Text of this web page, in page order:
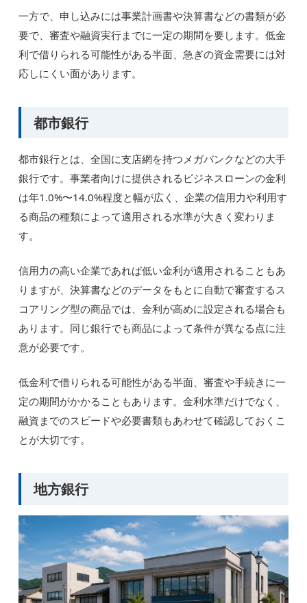
一方で、申し込みには事業計画書や決算書などの書類が必
要で、審査や融資実行までに一定の期間を要します。低金
利で借りられる可能性がある半面、急ぎの資金需要には対
応しにくい面があります。
都市銀行
都市銀行とは、全国に支店網を持つメガバンクなどの大手
銀行です。事業者向けに提供されるビジネスローンの金利
は年1.0%〜14.0%程度と幅が広く、企業の信用力や利用す
る商品の種類によって適用される水準が大きく変わりま
す。
信用力の高い企業であれば低い金利が適用されることもあ
りますが、決算書などのデータをもとに自動で審査するス
コアリング型の商品では、金利が高めに設定される場合も
あります。同じ銀行でも商品によって条件が異なる点に注
意が必要です。
低金利で借りられる可能性がある半面、審査や手続きに一
定の期間がかかることもあります。金利水準だけでなく、
融資までのスピードや必要書類もあわせて確認しておくこ
とが大切です。
地方銀行